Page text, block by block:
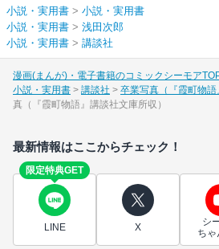
小説・実用書 > 小説・実用書
小説・実用書 > 浅田次郎
小説・実用書 > 講談社
漫画(まんが)・電子書籍のコミックシーモア
小説・実用書
講談社 卒業写真（『霞町物語
真（『霞町物語』講談社文庫所収）
最新情報はここからチェック！
限定特典GET
LINE X
シ
ちゃ